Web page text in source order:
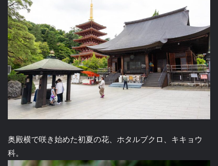
奥殿横で咲き始めた初夏の花、ホタルブクロ、キキョウ
科。